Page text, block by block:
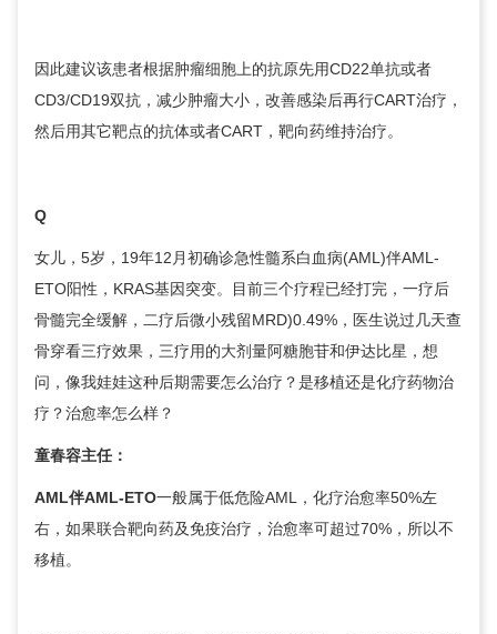
因此建议该患者根据肿瘤细胞上的抗原先用CD22单抗或者
CD3/CD19双抗，减少肿瘤大小，改善感染后再行CART治疗，
然后用其它靶点的抗体或者CART，靶向药维持治疗。
Q
女儿，5岁，19年12月初确诊急性髓系白血病(AML)伴AML-
ETO阳性，KRAS基因突变。目前三个疗程已经打完，一疗后
骨髓完全缓解，二疗后微小残留MRD)0.49%，医生说过几天查
骨穿看三疗效果，三疗用的大剂量阿糖胞苷和伊达比星，想
问，像我娃娃这种后期需要怎么治疗？是移植还是化疗药物治
疗？治愈率怎么样？
童春容主任：
AML伴AML-ETO一般属于低危险AML，化疗治愈率50%左
右，如果联合靶向药及免疫治疗，治愈率可超过70%，所以不
移植。